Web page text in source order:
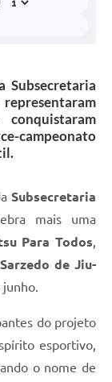
Subsecretaria
campeonato
Subsecretaria
mais uma
Para Todos,
de Jiu-
do projeto
esportivo,
o nome de